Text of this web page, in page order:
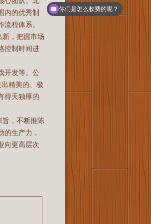
内的优秀制
程体系。
新，把握市场
控制时间进
开发等。公
精美的、极
得天独厚的
旨，不断推陈
生产力，
向更高层次
你们是怎么收费的呢？